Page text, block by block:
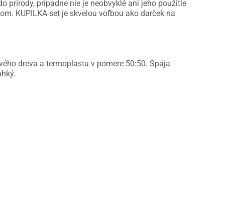
prírody, prípadne nie je neobvyklé ani jeho použitie
KUPILKA set je skvelou voľbou ako darček na
dreva a termoplastu v pomere 50:50. Spája